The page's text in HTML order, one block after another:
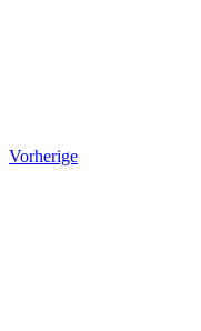
Vorherige